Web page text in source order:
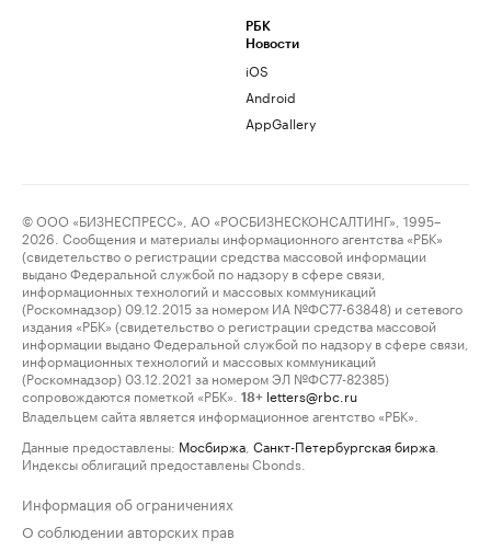
РБК
Новости
iOS
Android
AppGallery
© ООО «БИЗНЕСПРЕСС», АО «РОСБИЗНЕСКОНСАЛТИНГ», 1995–
2026. Сообщения и материалы информационного агентства «РБК»
(свидетельство о регистрации средства массовой информации
выдано Федеральной службой по надзору в сфере связи,
информационных технологий и массовых коммуникаций
(Роскомнадзор) 09.12.2015 за номером ИА №ФС77-63848) и сетевого
издания «РБК» (свидетельство о регистрации средства массовой
информации выдано Федеральной службой по надзору в сфере связи,
информационных технологий и массовых коммуникаций
(Роскомнадзор) 03.12.2021 за номером ЭЛ №ФС77-82385)
сопровождаются пометкой «РБК».
18+ letters@rbc.ru
Владельцем сайта является информационное агентство «РБК».
Данные предоставлены: Мосбиржа Санкт-Петербургская биржа
Индексы облигаций предоставлены Cbonds.
Информация об ограничениях
О соблюдении авторских прав